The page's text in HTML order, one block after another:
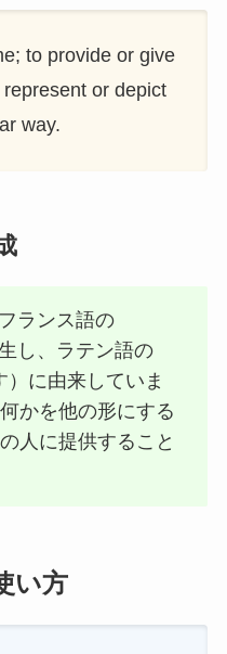
to provide or give
or depict
way.
ランス語の
し、ラテン語の
）に由来していま
かを他の形にする
人に提供すること
い方